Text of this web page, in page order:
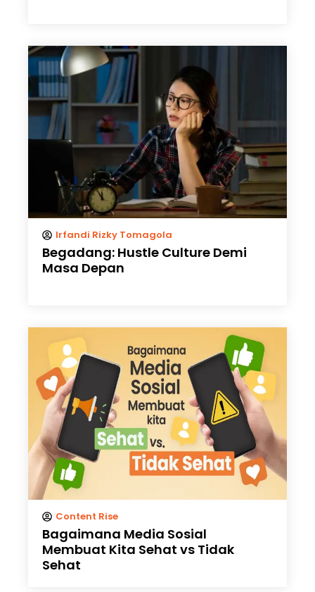
Irfandi Rizky Tomagola
Begadang: Hustle Culture Demi
Masa Depan
Content Rise
Bagaimana Media Sosial
Membuat Kita Sehat vs Tidak
Sehat